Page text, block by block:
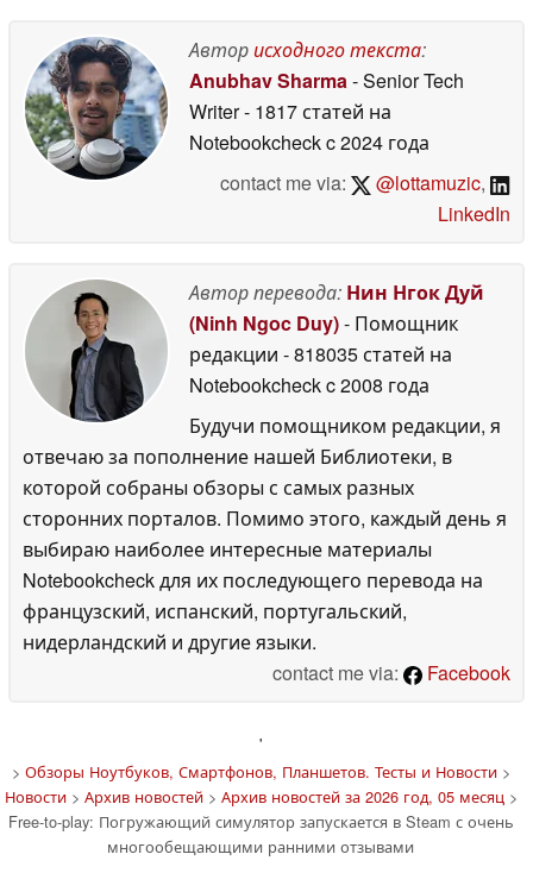
Steam Machine11 May
Авторисходного текста:
Anubhav Sharma- Senior Tech
Writer- 1817 статей на
Notebookcheckc 2024 года
contact me via:
@lottamuzic,
LinkedIn
Автор перевода: Нин Нгок Дуй
(Ninh Ngoc Duy)- Помощник
редакции - 818035 статей на
Notebookcheckc 2008 года
Будучи помощником редакции, я
отвечаю за пополнение нашей Библиотеки, в
которой собраны обзоры с самых разных
сторонних порталов. Помимо этого, каждый день я
выбираю наиболее интересные материалы
Notebookcheck для их последующего перевода на
французский, испанский, португальский,
нидерландский и другие языки.
contact me via:
Facebook
'
> Обзоры Ноутбуков, Смартфонов, Планшетов. Тесты и Новости>
Новости> Архив новостей> Архив новостей за 2026 год, 05 месяц>
Free-to-play: Погружающий симулятор запускается в Steam с очень
многообещающими ранними отзывами